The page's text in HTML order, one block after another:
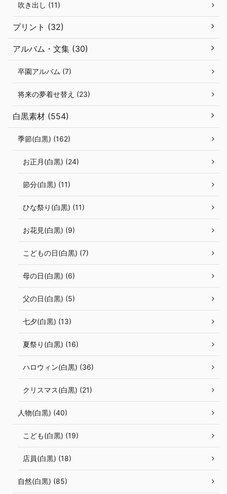
吹き出し (11)
プリント (32)
アルバム・文集 (30)
卒園アルバム (7)
将来の夢着せ替え (23)
白黒素材 (554)
季節(白黒) (162)
お正月(白黒) (24)
節分(白黒) (11)
ひな祭り(白黒) (11)
お花見(白黒) (9)
こどもの日(白黒) (7)
母の日(白黒) (6)
父の日(白黒) (5)
七夕(白黒) (13)
夏祭り(白黒) (16)
ハロウィン(白黒) (36)
クリスマス(白黒) (21)
人物(白黒) (40)
こども(白黒) (19)
店員(白黒) (18)
自然(白黒) (85)